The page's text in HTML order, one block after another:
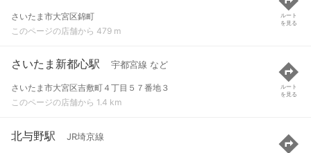
さいたま市大宮区錦町
このページの店舗から 479 m
ルート
を見る
さいたま新都心駅 宇都宮線 など
さいたま市大宮区吉敷町４丁目５７番地３
このページの店舗から 1.4 km
ルート
を見る
北与野駅 JR埼京線